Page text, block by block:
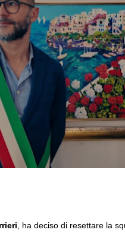
, ha deciso di resettare la